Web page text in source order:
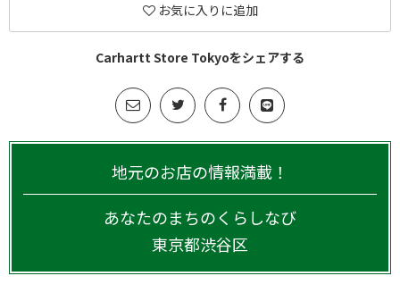
お気に入りに追加
Carhartt Store Tokyoをシェアする
地元のお店の情報満載！
あなたのまちのくらしなび
東京都渋谷区